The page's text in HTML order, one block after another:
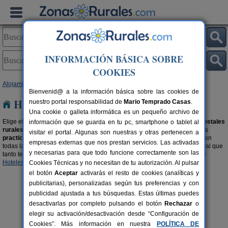
Alojamientos
Hostales Rurales en Cataluña
Elige el destino que quieres yreserva una habitaciónen uno de estos
hostales
rurales en Cataluñadisponibles. Lugares acogedores y con encanto para
practicar turismo rural en Cataluña
de una forma cómoda y tranquila. Con
todas las comodidades como si estuvieras en tu casa y con el encanto rural que
tanto te gusta. También te recomendamos buscar en nuestra selección de
Hoteles en CataluñayHoteles Rurales en Cataluña.
INFORMACIÓN BÁSICA SOBRE
COOKIES
Bienvenid@ a la información básica sobre las cookies de
nuestro portal responsabilidad de Mario Temprado Casas.
Una cookie o galleta informática es un pequeño archivo de
información que se guarda en tu pc, smartphone o tablet al
visitar el portal. Algunas son nuestras y otras pertenecen a
empresas externas que nos prestan servicios. Las activadas
y necesarias para que todo funcione correctamente son las
Cookies Técnicas y no necesitan de tu autorización. Al pulsar
el botónAceptar activarás el resto de cookies (analíticas y
publicitarias), personalizadas según tus preferencias y con
publicidad ajustada a tus búsquedas. Estas últimas puedes
desactivarlas por completo pulsando el botón Rechazar o
elegir su activación/desactivación desde “Configuración de
Cookies”. Más información en nuestra
POLÍTICA DE